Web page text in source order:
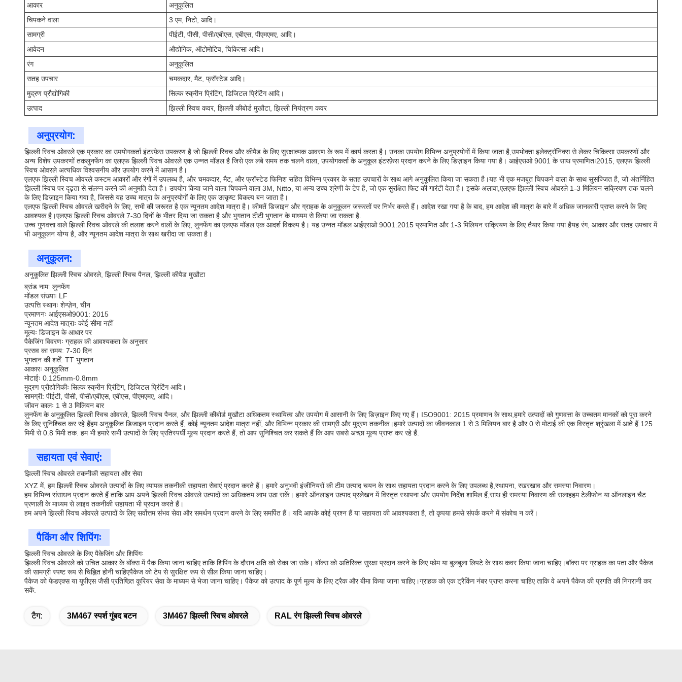
आकार
अनुकूलित
चिपकने वाला
3 एम, निटो, आदि।
सामग्री
पीईटी, पीसी, पीसी/एबीएस, एबीएस, पीएमएमए, आदि।
आवेदन
औद्योगिक, ऑटोमोटिव, चिकित्सा आदि।
रंग
अनुकूलित
सतह उपचार
चमकदार, मैट, फ्रॉस्टेड आदि।
मुद्रण प्रौद्योगिकी
सिल्क स्क्रीन प्रिंटिंग, डिजिटल प्रिंटिंग आदि।
उत्पाद
झिल्ली स्विच कवर, झिल्ली कीबोर्ड मुखौटा, झिल्ली नियंत्रण कवर
अनुप्रयोग:
झिल्ली स्विच ओवरले एक प्रकार का उपयोगकर्ता इंटरफ़ेस उपकरण है जो झिल्ली स्विच और कीपैड के लिए सुरक्षात्मक आवरण के रूप में कार्य करता है। उनका उपयोग विभिन्न अनुप्रयोगों में किया जाता है,उपभोक्ता इलेक्ट्रॉनिक्स से लेकर चिकित्सा उपकरणों और
अन्य विशेष उपकरणों तकलुनफेंग का एलएफ झिल्ली स्विच ओवरले एक उन्नत मॉडल है जिसे एक लंबे समय तक चलने वाला, उपयोगकर्ता के अनुकूल इंटरफ़ेस प्रदान करने के लिए डिज़ाइन किया गया है। आईएसओ 9001 के साथ प्रमाणितः2015, एलएफ झिल्ली
स्विच ओवरले अत्यधिक विश्वसनीय और उपयोग करने में आसान है।
एलएफ झिल्ली स्विच ओवरले कस्टम आकारों और रंगों में उपलब्ध है, और चमकदार, मैट, और फ्रॉस्टेड फिनिश सहित विभिन्न प्रकार के सतह उपचारों के साथ आगे अनुकूलित किया जा सकता है।यह भी एक मजबूत चिपकने वाला के साथ सुसज्जित है, जो अंतर्निहित
झिल्ली स्विच पर दृढ़ता से संलग्न करने की अनुमति देता है। उपयोग किया जाने वाला चिपकने वाला 3M, Nitto, या अन्य उच्च श्रेणी के टेप है, जो एक सुरक्षित फिट की गारंटी देता है। इसके अलावा,एलएफ झिल्ली स्विच ओवरले 1-3 मिलियन सक्रियण तक चलने
के लिए डिज़ाइन किया गया है, जिससे यह उच्च मात्रा के अनुप्रयोगों के लिए एक उत्कृष्ट विकल्प बन जाता है।
एलएफ झिल्ली स्विच ओवरले खरीदने के लिए, सभी की जरूरत है एक न्यूनतम आदेश मात्रा है। कीमतें डिजाइन और ग्राहक के अनुकूलन जरूरतों पर निर्भर करते हैं। आदेश रखा गया है के बाद, हम आदेश की मात्रा के बारे में अधिक जानकारी प्राप्त करने के लिए
आवश्यक है।एलएफ झिल्ली स्विच ओवरले 7-30 दिनों के भीतर दिया जा सकता है और भुगतान टीटी भुगतान के माध्यम से किया जा सकता है.
उच्च गुणवत्ता वाले झिल्ली स्विच ओवरले की तलाश करने वालों के लिए, लुनफेंग का एलएफ मॉडल एक आदर्श विकल्प है। यह उन्नत मॉडल आईएसओ 9001:2015 प्रमाणित और 1-3 मिलियन सक्रियण के लिए तैयार किया गया हैयह रंग, आकार और सतह उपचार में
भी अनुकूलन योग्य है, और न्यूनतम आदेश मात्रा के साथ खरीदा जा सकता है।
अनुकूलन:
अनुकूलित झिल्ली स्विच ओवरले, झिल्ली स्विच पैनल, झिल्ली कीपैड मुखौटा
ब्रांड नाम: लुनफेंग
मॉडल संख्याः LF
उत्पत्ति स्थानः शेन्ज़ेन, चीन
प्रमाणनः आईएसओ9001: 2015
न्यूनतम आदेश मात्राः कोई सीमा नहीं
मूल्यः डिजाइन के आधार पर
पैकेजिंग विवरणः ग्राहक की आवश्यकता के अनुसार
प्रसव का समय: 7-30 दिन
भुगतान की शर्तें: TT भुगतान
आकारः अनुकूलित
मोटाईः 0.125mm-0.8mm
मुद्रण प्रौद्योगिकीः सिल्क स्क्रीन प्रिंटिंग, डिजिटल प्रिंटिंग आदि।
सामग्री: पीईटी, पीसी, पीसी/एबीएस, एबीएस, पीएमएमए, आदि।
जीवन कालः 1 से 3 मिलियन बार
लुनफेंग के अनुकूलित झिल्ली स्विच ओवरले, झिल्ली स्विच पैनल, और झिल्ली कीबोर्ड मुखौटा अधिकतम स्थायित्व और उपयोग में आसानी के लिए डिज़ाइन किए गए हैं। ISO9001: 2015 प्रमाणन के साथ,हमारे उत्पादों को गुणवत्ता के उच्चतम मानकों को पूरा करने
के लिए सुनिश्चित कर रहे हैंहम अनुकूलित डिजाइन प्रदान करते हैं, कोई न्यूनतम आदेश मात्रा नहीं, और विभिन्न प्रकार की सामग्री और मुद्रण तकनीक।हमारे उत्पादों का जीवनकाल 1 से 3 मिलियन बार है और 0 से मोटाई की एक विस्तृत श्रृंखला में आते हैं.125
मिमी से 0.8 मिमी तक. हम भी हमारे सभी उत्पादों के लिए प्रतिस्पर्धी मूल्य प्रदान करते हैं, तो आप सुनिश्चित कर सकते हैं कि आप सबसे अच्छा मूल्य प्राप्त कर रहे हैं.
सहायता एवं सेवाएं:
झिल्ली स्विच ओवरले तकनीकी सहायता और सेवा
XYZ में, हम झिल्ली स्विच ओवरले उत्पादों के लिए व्यापक तकनीकी सहायता सेवाएं प्रदान करते हैं। हमारे अनुभवी इंजीनियरों की टीम उत्पाद चयन के साथ सहायता प्रदान करने के लिए उपलब्ध है,स्थापना, रखरखाव और समस्या निवारण।
हम विभिन्न संसाधन प्रदान करते हैं ताकि आप अपने झिल्ली स्विच ओवरले उत्पादों का अधिकतम लाभ उठा सकें। हमारे ऑनलाइन उत्पाद प्रलेखन में विस्तृत स्थापना और उपयोग निर्देश शामिल हैं,साथ ही समस्या निवारण की सलाहहम टेलीफोन या ऑनलाइन चैट
प्रणाली के माध्यम से लाइव तकनीकी सहायता भी प्रदान करते हैं।
हम अपने झिल्ली स्विच ओवरले उत्पादों के लिए सर्वोत्तम संभव सेवा और समर्थन प्रदान करने के लिए समर्पित हैं। यदि आपके कोई प्रश्न हैं या सहायता की आवश्यकता है, तो कृपया हमसे संपर्क करने में संकोच न करें।
पैकिंग और शिपिंगः
झिल्ली स्विच ओवरले के लिए पैकेजिंग और शिपिंगः
झिल्ली स्विच ओवरले को उचित आकार के बॉक्स में पैक किया जाना चाहिए ताकि शिपिंग के दौरान क्षति को रोका जा सके। बॉक्स को अतिरिक्त सुरक्षा प्रदान करने के लिए फोम या बुलबुला लिपटे के साथ कवर किया जाना चाहिए।बॉक्स पर ग्राहक का पता और पैकेज
की सामग्री स्पष्ट रूप से चिह्नित होनी चाहिएपैकेज को टेप से सुरक्षित रूप से सील किया जाना चाहिए।
पैकेज को फेडएक्स या यूपीएस जैसी प्रतिष्ठित कूरियर सेवा के माध्यम से भेजा जाना चाहिए। पैकेज को उत्पाद के पूर्ण मूल्य के लिए ट्रैक और बीमा किया जाना चाहिए।ग्राहक को एक ट्रैकिंग नंबर प्राप्त करना चाहिए ताकि वे अपने पैकेज की प्रगति की निगरानी कर
सकें.
टैग: 3M467 स्पर्श गुंबद बटन 3M467 झिल्ली स्विच ओवरले RAL रंग झिल्ली स्विच ओवरले